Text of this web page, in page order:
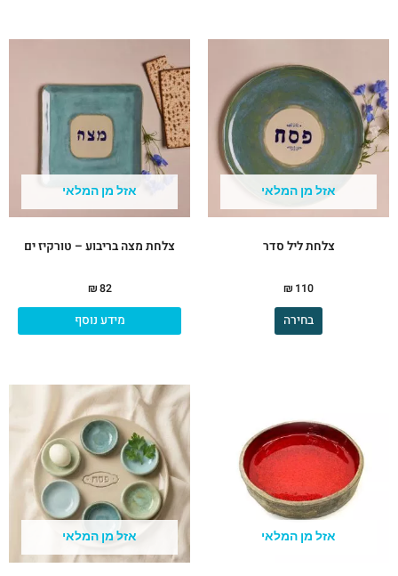
אזל מן המלאי
צלחת ליל סדר
₪ 110
בחירה
זה
יש
מספר
סוגים.
ניתן
לבחור
את
המוצר
אזל מן המלאי
צלחת מצה בריבוע – טורקיז ים
₪82
מידע נוסף
אזל מן המלאי אזל מן המלאי
זה
יש
מספר
סוגים.
ניתן
לבחור
את